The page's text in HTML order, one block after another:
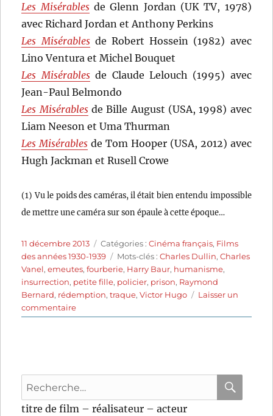
Les Misérablesde Glenn Jordan (UK TV, 1978)
avec Richard Jordan et Anthony Perkins
Les Misérablesde Robert Hossein (1982) avec
Lino Ventura et Michel Bouquet
Les Misérablesde Claude Lelouch (1995) avec
Jean-Paul Belmondo
Les Misérablesde Bille August (USA, 1998) avec
Liam Neeson et Uma Thurman
Les Misérables de Tom Hooper (USA, 2012) avec
Hugh Jackman et Rusell Crowe
(1) Vu le poids des caméras, il était bien entendu impossible
de mettre une caméra sur son épaule à cette époque…
Publié
le
11 décembre 2013 Catégories
Catégories :Cinéma français, Films
des années 1930-1939
Étiquettes
Mots-clés :Charles Dullin,Charles
Vanel,emeutes,fourberie, Harry Baur, humanisme,
insurrection, petite fille, policier, prison, Raymond
Bernard, rédemption,traque,Victor Hugo
Laisser un
commentairesur
Les
Bernard
Recherche
pour
titre de film – réalisateur – acteur